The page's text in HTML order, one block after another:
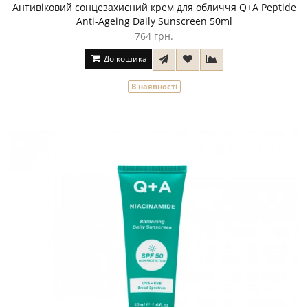
Антивіковий сонцезахисний крем для обличчя Q+A Peptide
Anti-Ageing Daily Sunscreen 50ml
764 грн.
До кошика
В наявності